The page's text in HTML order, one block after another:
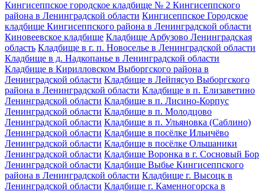
Кингисеппское городское кладбище № 2 Кингисеппского
района в Ленинградской области Кингисеппское Городское
кладбище Кингисеппского района в Ленинградской области
Киновеевское кладбище Кладбище Арбузово Ленинградская
область Кладбище в г. п. Новоселье в Ленинградской области
Кладбище в д. Надкопанье в Ленинградской области
Кладбище в Кирилловском Выборгского района в
Ленинградской области Кладбище в Лейпясуо Выборгского
района в Ленинградской области Кладбище в п. Елизаветино
Ленинградской области Кладбище в п. Лисино-Корпус
Ленинградской области Кладбище в п. Молодцово
Ленинградской области Кладбище в п. Ульяновка (Саблино)
Ленинградской области Кладбище в посёлке Ильичёво
Ленинградской области Кладбище в посёлке Ольшаники
Ленинградской области Кладбище Воронка в г. Сосновый Бор
Ленинградской области Кладбище Выбье Кингисеппского
района в Ленинградской области Кладбище г. Высоцк в
Ленинградской области Кладбище г. Каменногорска в